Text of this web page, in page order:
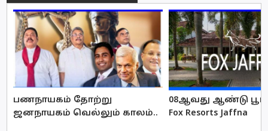
பணநாயகம் தோற்று
ஜனநாயகம் வெல்லும் காலம்..
08ஆவது ஆண்டு
Fox Resorts Jaffna